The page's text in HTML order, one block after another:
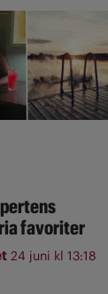
favoriter
24 juni kl 13:18